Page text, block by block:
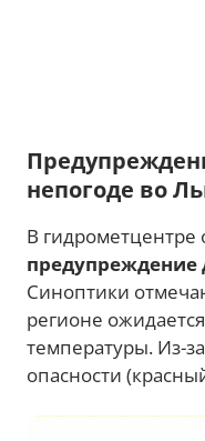
непогоде во
В гидрометцентре
предупреждение
Синоптики
регионе
температуры. Из-
опасности